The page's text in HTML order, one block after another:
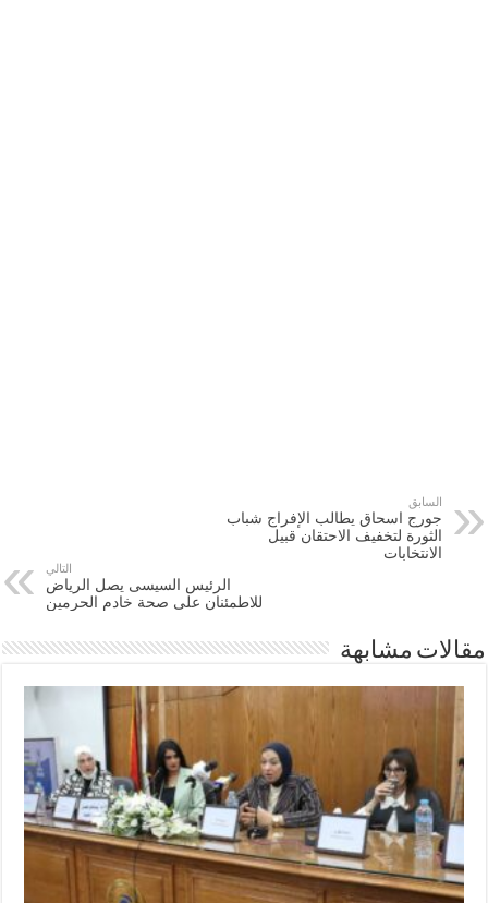
السابق
جورج اسحاق يطالب الإفراج شباب
الثورة لتخفيف الاحتقان قبيل
الانتخابات
التالي
الرئيس السيسى يصل الرياض
للاطمئنان على صحة خادم الحرمين
مقالات مشابهة